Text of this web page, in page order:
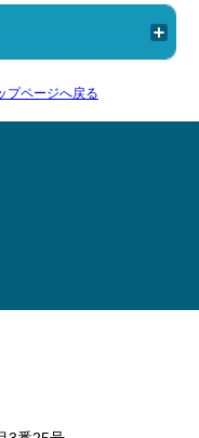
プページへ戻る